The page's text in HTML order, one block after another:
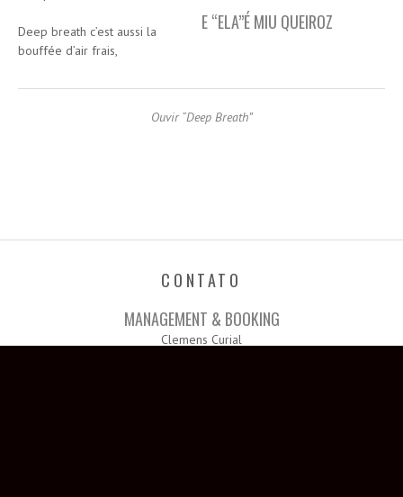
Deep breath c’est aussi la
bouffée d’air frais,
E “ELA”ÉMIU QUEIROZ
Ouvir “Deep Breath”
CONTATO
MANAGEMENT & BOOKING
Clemens Curial